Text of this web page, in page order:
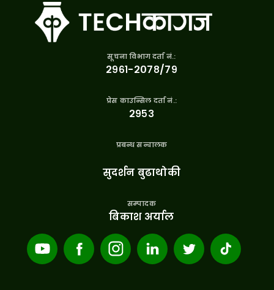
सूचना विभाग दर्ता नं.:
२९६१-२०७८/७९
प्रेस काउन्सिल दर्ता नं.:
२९५३
प्रबन्ध सन्चालक
सुदर्शन बुढाथोकी
सम्पादक
बिकाश अर्याल